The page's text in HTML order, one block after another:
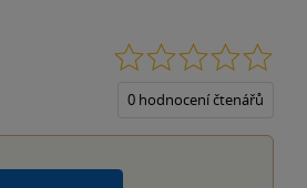
0 hodnocení čtenářů